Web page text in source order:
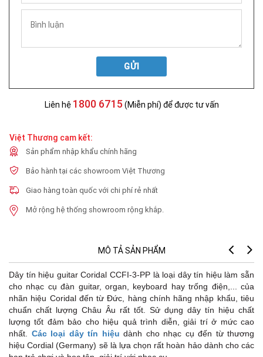
GỬI
Liên hệ 1800 6715 (Miễn phí) để được tư vấn
Việt Thương cam kết:
Sản phẩm nhập khẩu chính hãng
Bảo hành tại các showroom Việt Thương
Giao hàng toàn quốc với chi phí rẻ nhất
Mở rộng hệ thống showroom rộng khắp.
MÔ TẢ SẢN PHẨM
Dây tín hiệu guitar Coridal CCFI-3-PP là loại dây tín hiệu làm sẵn
cho nhạc cụ đàn guitar, organ, keyboard hay trống điện,... của
nhãn hiệu Coridal đến từ Đức, hàng chính hãng nhập khẩu, tiêu
chuẩn chất lượng Châu Âu rất tốt. Sử dụng dây tín hiệu chất
lượng tốt đảm bảo cho hiệu quả trình diễn, giải trí ở mức cao
nhất. Các loại dây tín hiệu dành cho nhạc cụ đến từ thương
hiệu Cordial (Germany) sẽ là lựa chọn rất hoàn hảo dành cho các